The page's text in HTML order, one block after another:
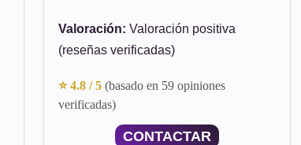
Valoración: Valoración positiva
(reseñas verificadas)
⭐ 4.8 / 5 (basado en 59 opiniones
verificadas)
CONTACTAR